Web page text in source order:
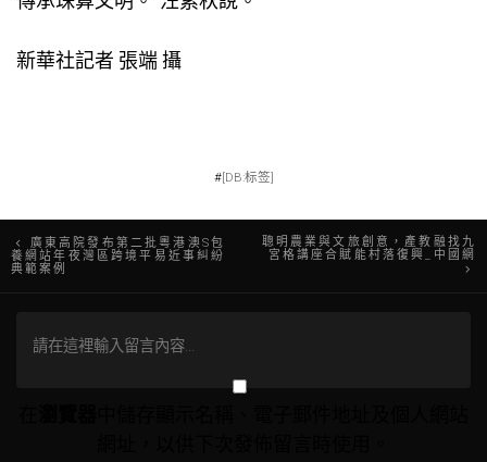
新華社記者 張端 攝
#[DB:标签]
文
章
導
廣東高院發布第二批粵港澳S包
養網站年夜灣區跨境平易近事糾紛
典範案例
聰明農業與文旅創意，產教融找九
宮格講座合賦能村落復興_中國網